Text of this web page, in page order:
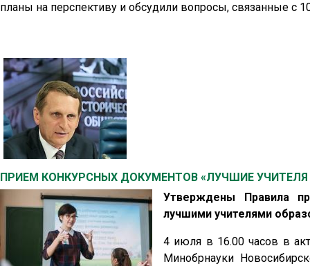
планы на перспективу и обсудили вопросы, связанные
ПРИЕМ КОНКУРСНЫХ ДОКУМЕНТОВ «ЛУЧШИЕ УЧИТЕЛЯ
Утверждены Правила
лучшими учителями
4 июля в 16.00 часов в
Минобрнауки